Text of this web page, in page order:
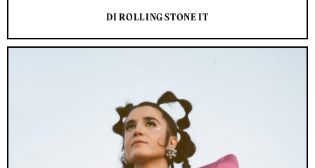
DI ROLLING STONE IT